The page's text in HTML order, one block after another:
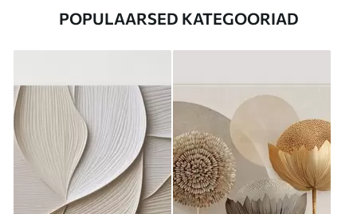
POPULAARSED KATEGOORIAD